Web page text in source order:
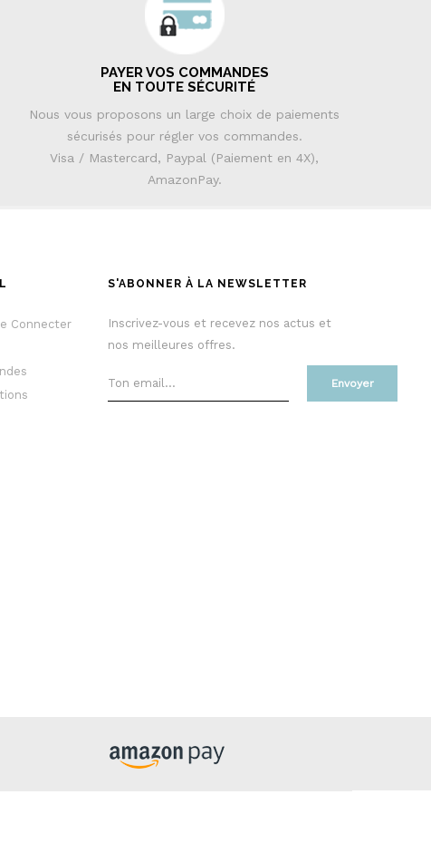
PAYER VOS COMMANDES
EN TOUTE SÉCURITÉ
Nous vous proposons un large choix de paiements
sécurisés pour régler vos commandes.
Visa / Mastercard, Paypal (Paiement en 4X),
AmazonPay.
Connecter
S'ABONNER À LA NEWSLETTER
Inscrivez-vous et recevez nos actus et
nos meilleures offres.
Envoyer